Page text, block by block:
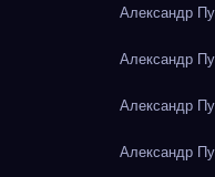
Александр
Александр
Александр
Александр